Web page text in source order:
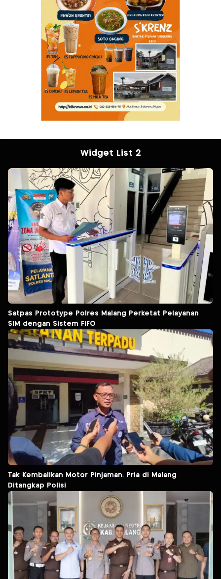
Widget List 2
Satpas Prototype Polres Malang Perketat Pelayanan
SIM dengan Sistem FIFO
Tak Kembalikan Motor Pinjaman, Pria di Malang
Ditangkap Polisi